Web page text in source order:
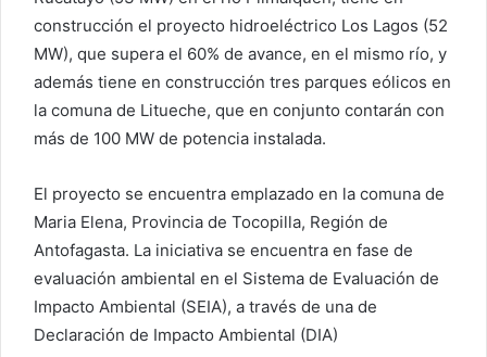
construcción el proyecto hidroeléctrico Los Lagos (52
MW), que supera el 60% de avance, en el mismo río, y
además tiene en construcción tres parques eólicos en
la comuna de Litueche, que en conjunto contarán con
más de 100 MW de potencia instalada.
El proyecto se encuentra emplazado en la comuna de
Maria Elena, Provincia de Tocopilla, Región de
Antofagasta. La iniciativa se encuentra en fase de
evaluación ambiental en el Sistema de Evaluación de
Impacto Ambiental (SEIA), a través de una de
Declaración de Impacto Ambiental (DIA)